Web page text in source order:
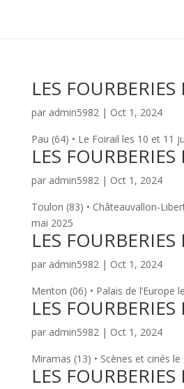
LES
par admin5982| Oct 1, 2024
Pau (64) • Le Foirail les 10 et 11
LES
par admin5982| Oct 1, 2024
Toulon (83) • Châteauvallon-
mai 2025
LES
par admin5982| Oct 1, 2024
Menton (06) • Palais de l’Europe
LES
par admin5982| Oct 1, 2024
Miramas (13) • Scènes et cinés le
LES